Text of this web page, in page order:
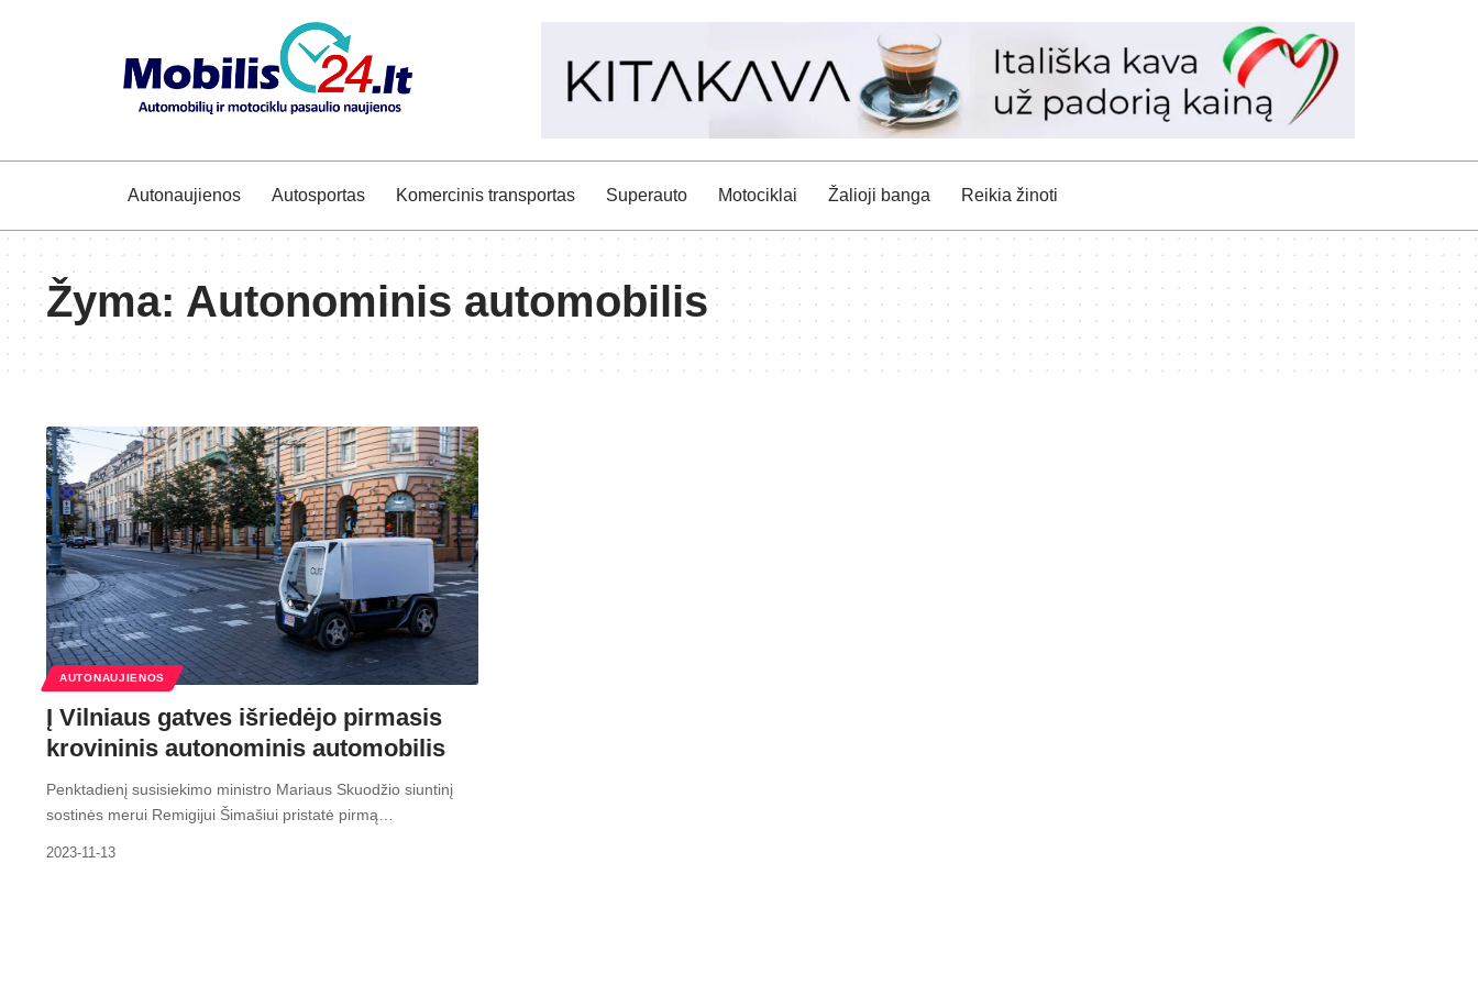
Autonaujienos Autosportas Komercinis transportas Superauto Motociklai Žalioji banga Reikia žinoti
Žyma: Autonominis automobilis
AUTONAUJIENOS
Į Vilniaus gatves išriedėjo pirmasis
krovininis autonominis automobilis
Penktadienį susisiekimo ministro Mariaus Skuodžio siuntinį
sostinės merui Remigijui Šimašiui pristatė pirmą…
2023-11-13